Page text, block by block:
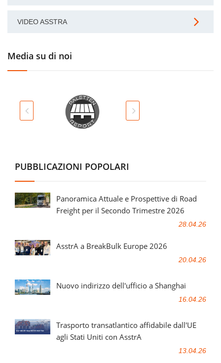
VIDEO ASSTRA
Media su di noi
PUBBLICAZIONI POPOLARI
Panoramica Attuale e Prospettive di Road
Freight per il Secondo Trimestre 2026
28.04.26
AsstrA a BreakBulk Europe 2026
20.04.26
Nuovo indirizzo dell'ufficio a Shanghai
16.04.26
Trasporto transatlantico affidabile dall'UE
agli Stati Uniti con AsstrA
13.04.26